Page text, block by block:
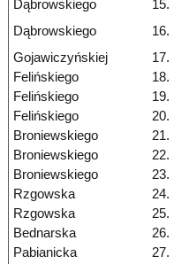
Dąbrowskiego
15.
Dąbrowskiego
16.
Gojawiczyńskiej 17.
Felińskiego
18.
Felińskiego
19.
Felińskiego
20.
Broniewskiego
21.
Broniewskiego
22.
Broniewskiego
23.
Rzgowska
24.
Rzgowska
25.
Bednarska
26.
Pabianicka
27.